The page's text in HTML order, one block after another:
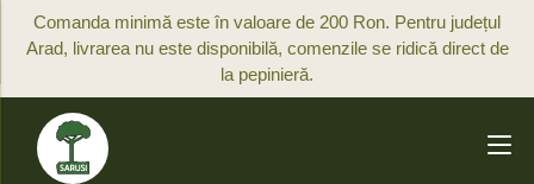
Comanda minimă este în valoare de 200 Ron. Pentru județul
Arad, livrarea nu este disponibilă, comenzile se ridică direct de
la pepinieră.